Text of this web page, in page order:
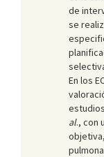
de
se
En los
al., con